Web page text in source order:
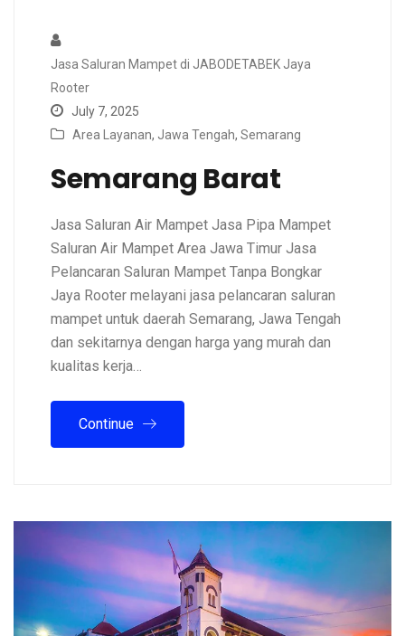
Jasa Saluran Mampet di JABODETABEK Jaya
Rooter
July 7, 2025
Area Layanan, Jawa Tengah, Semarang
Semarang Barat
Jasa Saluran Air Mampet Jasa Pipa Mampet
Saluran Air Mampet Area Jawa Timur Jasa
Pelancaran Saluran Mampet Tanpa Bongkar
Jaya Rooter melayani jasa pelancaran saluran
mampet untuk daerah Semarang, Jawa Tengah
dan sekitarnya dengan harga yang murah dan
kualitas kerja…
Continue